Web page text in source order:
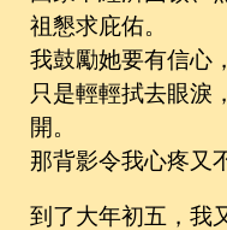
祖懇求庇佑。
我鼓勵她要有信心
只是輕輕拭去眼淚
開。
那背影令我心疼又
到了大年初五，我